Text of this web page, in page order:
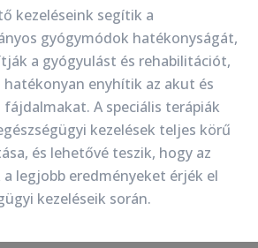
kezeléseink segítik a
gyógymódok hatékonyságát,
a gyógyulást és rehabilitációt,
enyhítik az akut és
A speciális terápiák
kezelések teljes körű
és lehetővé teszik, hogy az
legjobb eredményeket érjék el
kezeléseik során.